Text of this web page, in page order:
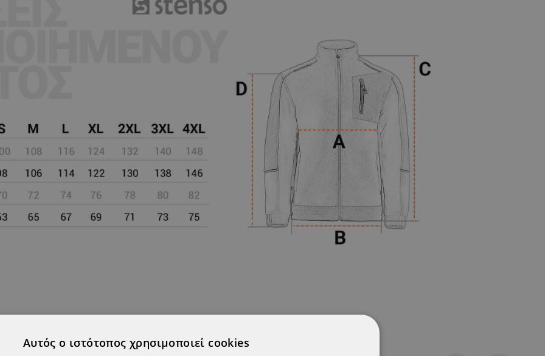
Αυτός ο ιστότοπος χρησιμοποιεί cookies